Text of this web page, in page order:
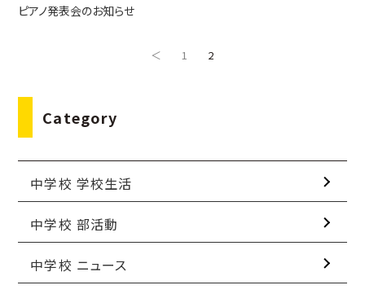
ピアノ発表会のお知らせ
＜ 1 2
Category
中学校 学校生活
中学校 部活動
中学校 ニュース